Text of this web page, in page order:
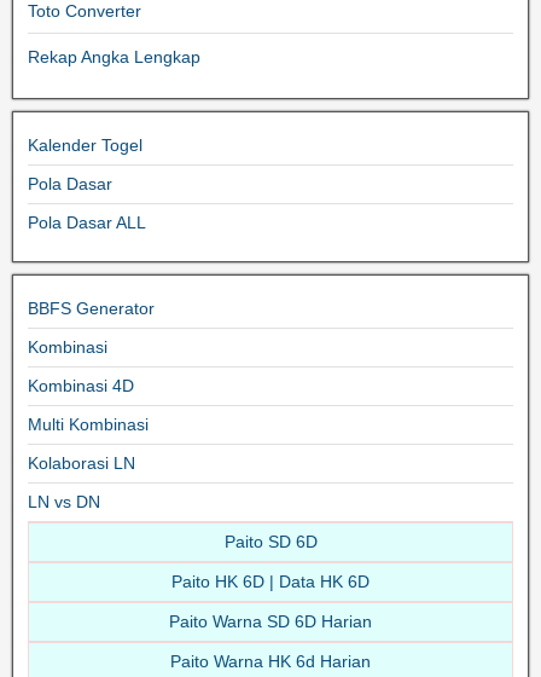
Toto Converter
Rekap Angka Lengkap
Kalender Togel
Pola Dasar
Pola Dasar ALL
BBFS Generator
Kombinasi
Kombinasi 4D
Multi Kombinasi
Kolaborasi LN
LN vs DN
Paito SD 6D
Paito HK 6D | Data HK 6D
Paito Warna SD 6D Harian
Paito Warna HK 6d Harian